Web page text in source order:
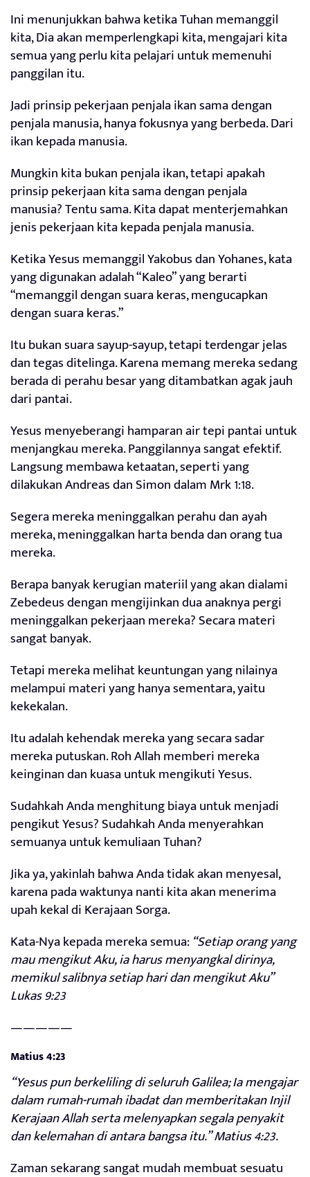
Ini menunjukkan bahwa ketika Tuhan memanggil
kita, Dia akan memperlengkapi kita, mengajari kita
semua yang perlu kita pelajari untuk memenuhi
panggilan itu.
Jadi prinsip pekerjaan penjala ikan sama dengan
penjala manusia, hanya fokusnya yang berbeda. Dari
ikan kepada manusia.
Mungkin kita bukan penjala ikan, tetapi apakah
prinsip pekerjaan kita sama dengan penjala
manusia? Tentu sama. Kita dapat menterjemahkan
jenis pekerjaan kita kepada penjala manusia.
Ketika Yesus memanggil Yakobus dan Yohanes, kata
yang digunakan adalah “Kaleo” yang berarti
“memanggil dengan suara keras, mengucapkan
dengan suara keras.”
Itu bukan suara sayup-sayup, tetapi terdengar jelas
dan tegas ditelinga. Karena memang mereka sedang
berada di perahu besar yang ditambatkan agak jauh
dari pantai.
Yesus menyeberangi hamparan air tepi pantai untuk
menjangkau mereka. Panggilannya sangat efektif.
Langsung membawa ketaatan, seperti yang
dilakukan Andreas dan Simon dalam Mrk 1:18.
Segera mereka meninggalkan perahu dan ayah
mereka, meninggalkan harta benda dan orang tua
mereka.
Berapa banyak kerugian materiil yang akan dialami
Zebedeus dengan mengijinkan dua anaknya pergi
meninggalkan pekerjaan mereka? Secara materi
sangat banyak.
Tetapi mereka melihat keuntungan yang nilainya
melampui materi yang hanya sementara, yaitu
kekekalan.
Itu adalah kehendak mereka yang secara sadar
mereka putuskan. Roh Allah memberi mereka
keinginan dan kuasa untuk mengikuti Yesus.
Sudahkah Anda menghitung biaya untuk menjadi
pengikut Yesus? Sudahkah Anda menyerahkan
semuanya untuk kemuliaan Tuhan?
Jika ya, yakinlah bahwa Anda tidak akan menyesal,
karena pada waktunya nanti kita akan menerima
upah kekal di Kerajaan Sorga.
Kata-Nya kepada mereka semua:“Setiap orang yang
mau mengikut Aku, ia harus menyangkal dirinya,
memikul salibnya setiap hari dan mengikut Aku”
Lukas 9:23
—————
Matius 4:23
“Yesus pun berkeliling di seluruh Galilea; Ia mengajar
dalam rumah-rumah ibadat dan memberitakan Injil
Kerajaan Allah serta melenyapkan segala penyakit
dan kelemahan di antara bangsa itu.” Matius 4:23.
Zaman sekarang sangat mudah membuat sesuatu